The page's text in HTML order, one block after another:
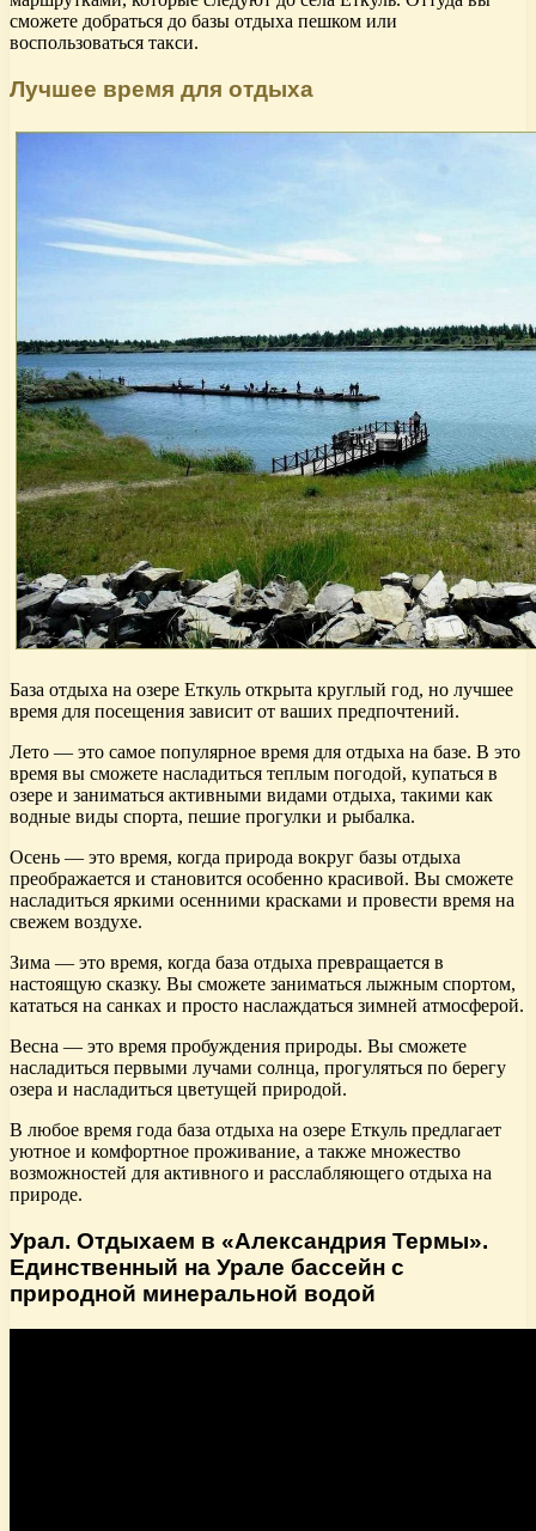
сможете добраться до базы отдыха пешком или
воспользоваться такси.
Лучшее время для отдыха
База отдыха на озере Еткуль открыта круглый год, но лучшее
время для посещения зависит от ваших предпочтений.
Лето — это самое популярное время для отдыха на базе. В это
время вы сможете насладиться теплым погодой, купаться в
озере и заниматься активными видами отдыха, такими как
водные виды спорта, пешие прогулки и рыбалка.
Осень — это время, когда природа вокруг базы отдыха
преображается и становится особенно красивой. Вы сможете
насладиться яркими осенними красками и провести время на
свежем воздухе.
Зима — это время, когда база отдыха превращается в
настоящую сказку. Вы сможете заниматься лыжным спортом,
кататься на санках и просто наслаждаться зимней атмосферой.
Весна — это время пробуждения природы. Вы сможете
насладиться первыми лучами солнца, прогуляться по берегу
озера и насладиться цветущей природой.
В любое время года база отдыха на озере Еткуль предлагает
уютное и комфортное проживание, а также множество
возможностей для активного и расслабляющего отдыха на
природе.
Урал. Отдыхаем в «Александрия Термы».
Единственный на Урале бассейн с
природной минеральной водой